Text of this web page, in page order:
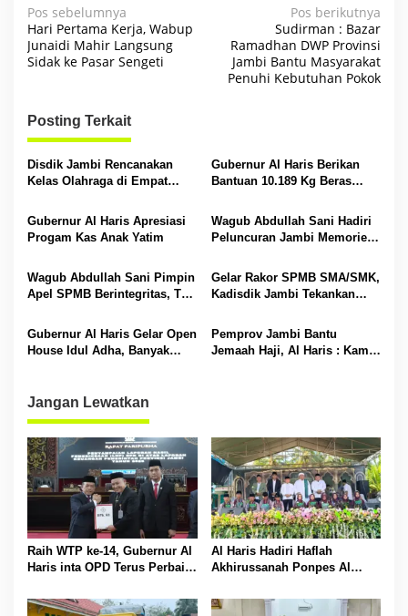
N
a
v
g
a
s
p
o
s
Pos sebelumnya
Hari Pertama Kerja, Wabup
Junaidi Mahir Langsung
Sidak ke Pasar Sengeti
Pos berikutnya
Sudirman : Bazar
Ramadhan DWP Provinsi
Jambi Bantu Masyarakat
Penuhi Kebutuhan Pokok
Posting Terkait
Disdik Jambi Rencanakan
Kelas Olahraga di Empat
Gubernur Al Haris Berikan
Bantuan 10.189 Kg Beras
Sarolangun
Gubernur Al Haris Apresiasi
Progam Kas Anak Yatim
Wagub Abdullah Sani Hadiri
Peluncuran Jambi Memories
Wagub Abdullah Sani Pimpin
Apel SPMB Berintegritas, Tak
Gelar Rakor SPMB SMA/SMK,
Kadisdik Jambi Tekankan
Gratifikasi
Gubernur Al Haris Gelar Open
House Idul Adha, Banyak
Pemprov Jambi Bantu
Jemaah Haji, Al Haris : Kami
Jangan Lewatkan
Raih WTP ke-14, Gubernur Al
Haris inta OPD Terus Perbaiki
Al Haris Hadiri Haflah
Akhirussanah Ponpes Al